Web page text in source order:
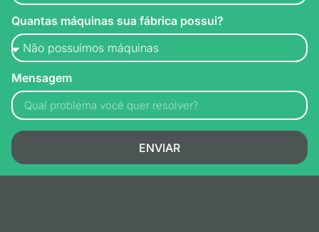
Quantas máquinas sua fábrica possui?
Mensagem
ENVIAR